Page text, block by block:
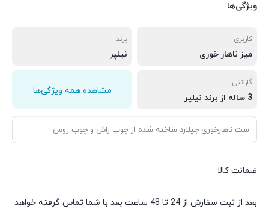
ویژگی‌ها
کاربری
میز ناهار خوری
برند
نیلپر
گارانتی
3 ساله از برند نیلپر
مشاهده همه ویژگی‌ها
ست ناهارخوری جیلارد ساخته شده از چوب راش و چوب روس
ضمانت کالا
بعد از ثبت سفارش از 24 تا 48 ساعت بعد با شما تماس گرفته خواهد